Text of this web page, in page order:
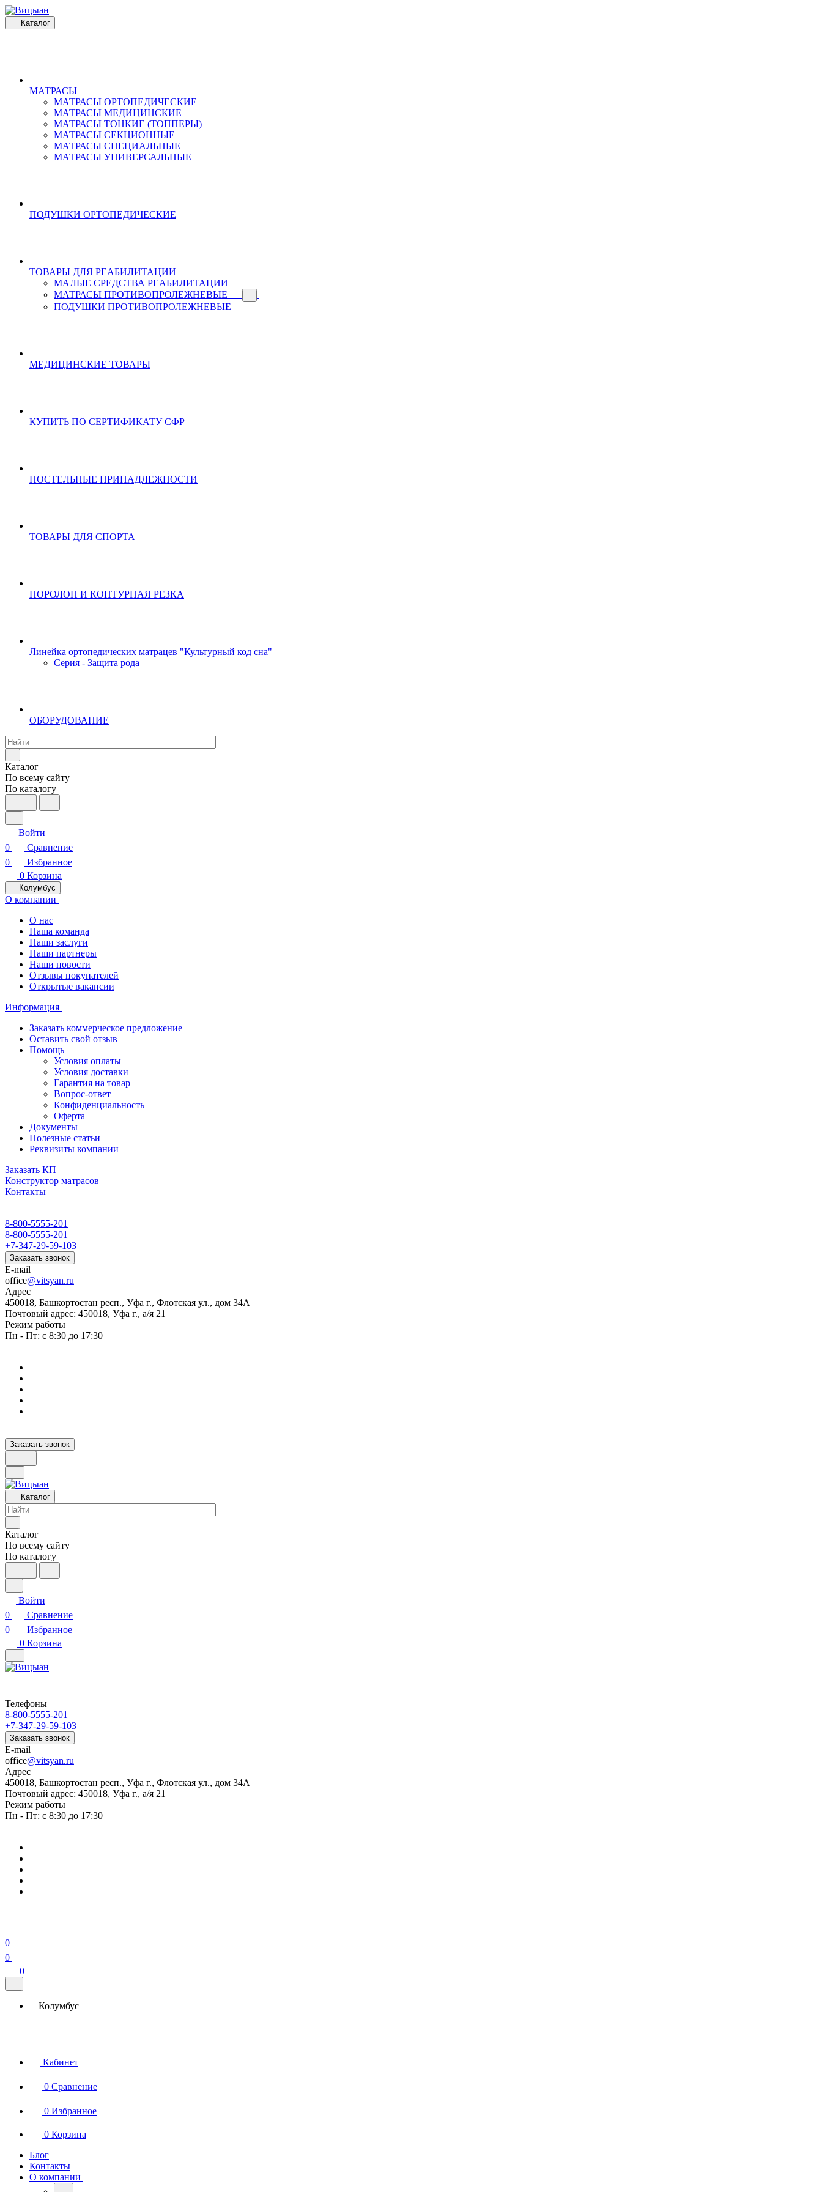
Каталог
МАТРАСЫ
МАТРАСЫ ОРТОПЕДИЧЕСКИЕ
МАТРАСЫ МЕДИЦИНСКИЕ
МАТРАСЫ ТОНКИЕ (ТОППЕРЫ)
МАТРАСЫ СЕКЦИОННЫЕ
МАТРАСЫ СПЕЦИАЛЬНЫЕ
МАТРАСЫ УНИВЕРСАЛЬНЫЕ
ПОДУШКИ ОРТОПЕДИЧЕСКИЕ
ТОВАРЫ ДЛЯ РЕАБИЛИТАЦИИ
МАЛЫЕ СРЕДСТВА РЕАБИЛИТАЦИИ
МАТРАСЫ ПРОТИВОПРОЛЕЖНЕВЫЕ
ПОДУШКИ ПРОТИВОПРОЛЕЖНЕВЫЕ
МЕДИЦИНСКИЕ ТОВАРЫ
КУПИТЬ ПО СЕРТИФИКАТУ СФР
ПОСТЕЛЬНЫЕ ПРИНАДЛЕЖНОСТИ
ТОВАРЫ ДЛЯ СПОРТА
ПОРОЛОН И КОНТУРНАЯ РЕЗКА
Линейка ортопедических матрацев "Культурный код сна"
Серия - Защита рода
ОБОРУДОВАНИЕ
Каталог
По всему сайту
По каталогу
Войти
0
Сравнение
0
Избранное
0 Корзина
Колумбус
О компании
О нас
Наша команда
Наши заслуги
Наши партнеры
Наши новости
Отзывы покупателей
Открытые вакансии
Информация
Заказать коммерческое предложение
Оставить свой отзыв
Помощь
Условия оплаты
Условия доставки
Гарантия на товар
Вопрос-ответ
Конфиденциальность
Оферта
Документы
Полезные статьи
Реквизиты компании
Заказать КП
Конструктор матрасов
Контакты
8-800-5555-201
8-800-5555-201
+7-347-29-59-103
Заказать звонок
E-mail
office@vitsyan.ru
Адрес
450018, Башкортостан респ., Уфа г., Флотская ул., дом 34А
Почтовый адрес: 450018, Уфа г., а/я 21
Режим работы
Пн - Пт: с 8:30 до 17:30
Заказать звонок
Каталог
Каталог
По всему сайту
По каталогу
Войти
0
Сравнение
0
Избранное
0 Корзина
Телефоны
8-800-5555-201
+7-347-29-59-103
Заказать звонок
E-mail
office@vitsyan.ru
Адрес
450018, Башкортостан респ., Уфа г., Флотская ул., дом 34А
Почтовый адрес: 450018, Уфа г., а/я 21
Режим работы
Пн - Пт: с 8:30 до 17:30
0
0
0
Колумбус
Кабинет
0 Сравнение
0 Избранное
0 Корзина
Блог
Контакты
О компании